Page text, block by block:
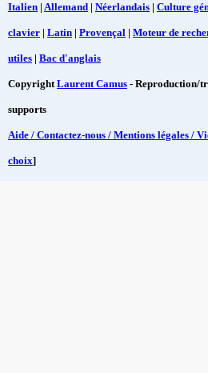
Italien | Allemand | Néerlandais | Culture
clavier | Latin | Provençal | Moteur de
utiles | Bac d'anglais
CopyrightLaurent Camus - Reproduction/
supports
Aide / Contactez-nous / Mentions légales /
choix]